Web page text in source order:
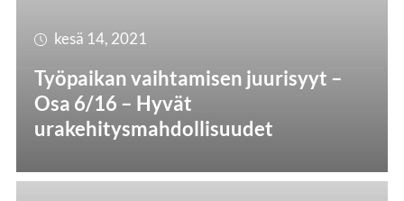
kesä 14, 2021
Työpaikan vaihtamisen juurisyyt –
Osa 6/16 – Hyvät
urakehitysmahdollisuudet